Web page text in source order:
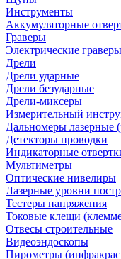
Инструменты
Аккумуляторные
Граверы
Электрические граверы
Дрели
Дрели ударные
Дрели безударные
Дрели-миксеры
Измерительный
Дальномеры лазерные
Детекторы проводки
Индикаторные
Мультиметры
Оптические нивелиры
Лазерные уровни
Тестеры напряжения
Токовые клещи
Отвесы строительные
Видеоэндоскопы
Пирометры